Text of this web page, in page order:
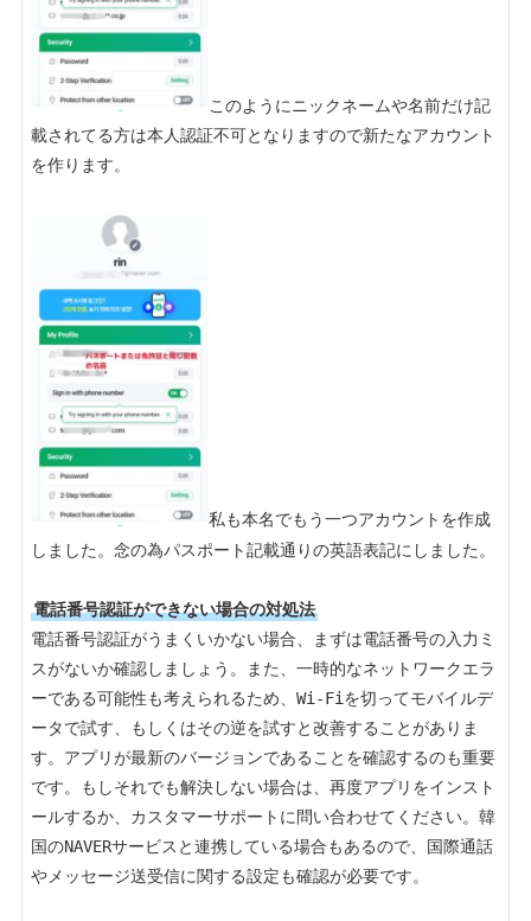
このようにニックネームや名前だけ記
載されてる方は本人認証不可となりますので新たなアカウント
を作ります。
私も本名でもう一つアカウントを作成
しました。念の為パスポート記載通りの英語表記にしました。
電話番号認証ができない場合の対処法
電話番号認証がうまくいかない場合、まずは電話番号の入力ミ
スがないか確認しましょう。また、一時的なネットワークエラ
ーである可能性も考えられるため、Wi-Fiを切ってモバイルデ
ータで試す、もしくはその逆を試すと改善することがありま
す。アプリが最新のバージョンであることを確認するのも重要
です。もしそれでも解決しない場合は、再度アプリをインスト
ールするか、カスタマーサポートに問い合わせてください。韓
国のNAVERサービスと連携している場合もあるので、国際通話
やメッセージ送受信に関する設定も確認が必要です。